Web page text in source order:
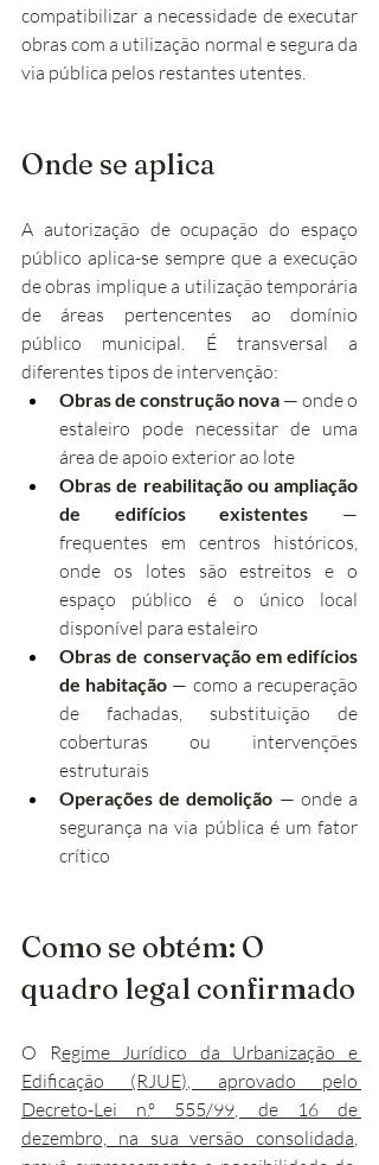
compatibilizar a necessidade de executar
obras com a utilização normal e segura da
via pública pelos restantes utentes.
Onde se aplica
A autorização de ocupação do espaço
público aplica-se sempre que a execução
de obras implique a utilização temporária
de áreas pertencentes ao domínio
público municipal. É transversal a
diferentes tipos de intervenção:
Obras de construção nova — onde o
estaleiro pode necessitar de uma
área de apoio exterior ao lote
Obras de reabilitação ou ampliação
de edifícios existentes —
frequentes em centros históricos,
onde os lotes são estreitos e o
espaço público é o único local
disponível para estaleiro
Obras de conservação em edifícios
de habitação — como a recuperação
de fachadas, substituição de
coberturas ou intervenções
estruturais
Operações de demolição — onde a
segurança na via pública é um fator
crítico
Como se obtém: O
quadro legal confirmado
O Regime Jurídico da Urbanização e
Edificação (RJUE), aprovado pelo
Decreto-Lei n.º 555/99, de 16 de
dezembro, na sua versão consolidada